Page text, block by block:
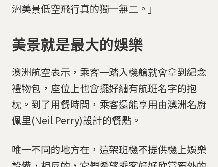
洲美景低空飛行真的獨一無二。」
美景就是最大的娛樂
澳洲航空表示，乘客一踏入機艙就會拿到紀念
禮物包，座位上也會擺好繡有航班名字的抱
枕。到了用餐時間，乘客還能享用由澳洲名廚
佩里(Neil Perry)設計的餐點。
唯一不同的地方在，這架班機不提供機上娛樂